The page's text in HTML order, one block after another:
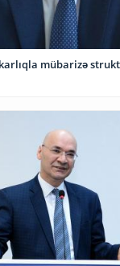
mübarizə